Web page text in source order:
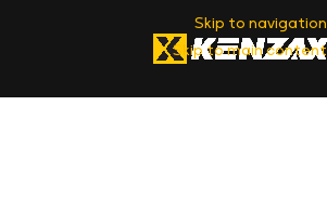
Skip to navigation
Skip to main content